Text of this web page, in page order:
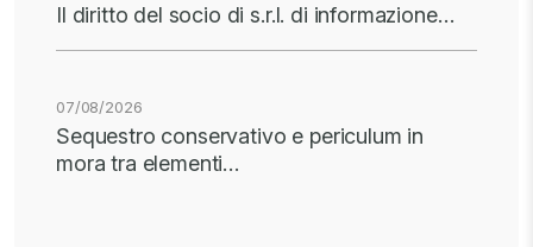
Il diritto del socio di s.r.l. di informazione…
07/08/2026
Sequestro conservativo e periculum in
mora tra elementi…